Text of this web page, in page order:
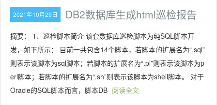
2021年10月29日 DB2数据库生成html巡检报告
摘要： 1、巡检脚本简介 该套数据库巡检脚本为纯SQL脚本开
发，如下所示： 目前一共包含14个脚本，若脚本的扩展名为“.sql”
则表示该脚本为sql脚本；若脚本的扩展名为“.pl”则表示该脚本为p
erl脚本；若脚本的扩展名为“.sh”则表示该脚本为shell脚本。 对于
Oracle的SQL脚本而言，脚本DB 阅读全文